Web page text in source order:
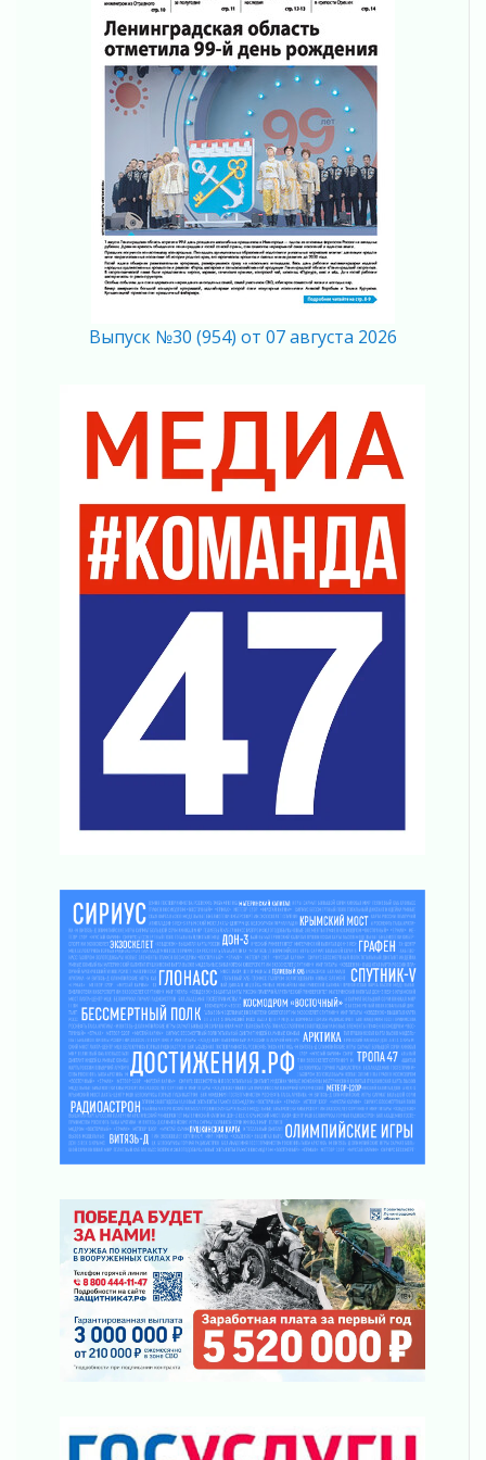
Итоги конкурса «Лучший работник
Кадрового центра – 2026» подведены!
04 августа 2026
Ставка на дисциплину на перекрестках
04 августа 2026
В Ленобласти растет потребление
мобильного трафика
04 августа 2026
Полумрак бьёт по карману
04 августа 2026
Вниманию автомобилистов!
04 августа 2026
04 августа 2026
Никакого принуждения, только письменное
согласие
04 августа 2026
Без риска для здоровья и кошелька
04 августа 2026
Важная информация
04 августа 2026
Что делать со сбережениями
Награды нашли строителей
Ленобласть повышает производительность
труда в ЖКХ
03 августа 2026
Поддержка волонтерских объединений
Ладожский мост полностью закроют на два
Музеи Ленобласти обновляют пространства
03 августа 2026
Новая площадка: 2027
03 августа 2026
Часть медиков в Ленобласти сможет
рассчитывать на доплату от региона
03 августа 2026
За сутки в Ленинградской области
ликвидировали 10 пожаров
03 августа 2026
Клюква наливается, но в корзинку пока не
03 августа 2026
Строительные компании Ленобласти
подняли зарплаты почти на 40% за год
03 августа 2026
Шесть новых жизней в честь дня рождения
Ленинградской области
03 августа 2026
Уроки безопасности для детей и взрослых
Ленобласть отмечает День Воздушно-
десантных войск
Выпуск №30 (954) от 07 августа 2026